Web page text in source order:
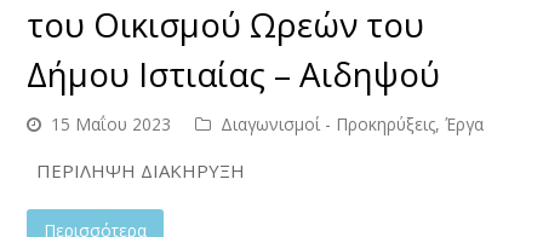
του Οικισμού Ωρεών του
Δήμου Ιστιαίας – Αιδηψού
15 Μαΐου 2023 Διαγωνισμοί - Προκηρύξεις,Έργα
ΠΕΡΙΛΗΨΗ ΔΙΑΚΗΡΥΞΗ
Περισσότερα